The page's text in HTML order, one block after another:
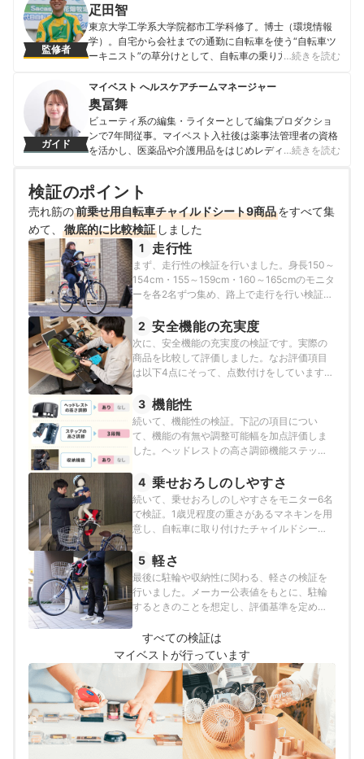
監修者
疋田智
東京大学工学系大学院都市工学科修了。博士（環境情報
学）。自宅から会社までの通勤に自転車を使う“自転車ツ
ーキニスト”の草分けとして、自転車の乗り方、楽しみ
論ずる。著書『電動アシスト自転車を使いつくす本』
（東京書籍）『自転車生活の愉しみ』（朝日新聞出版）
『ものぐさ自転車の悦楽』（マガジンハウス）など多
数。メールマガジン「疋田智の週刊自転車ツーキニス
ト」は、2006年のメルマガ・オブ・ザ・イヤー総合大賞
を受賞。
…続きを読む
ガイド
マイベスト へルスケアチームマネージャー
奥冨舞
ビューティ系の編集・ライターとして編集プロダクショ
ンで7年間従事。マイベスト入社後は薬事法管理者の資格
を活かし、医薬品や介護用品をはじめレディースインナ
奥冨舞のプロフィール
…続きを読む
検証のポイント
売れ筋の前乗せ用自転車チャイルドシート9商品をすべて集
めて、
徹底的に比較検証 しました
1
走行性
まず、走行性の検証を行いました。身長150～
154cm・155～159cm・160～165cmのモニタ
ーを各2名ずつ集め、路上で走行を行い検証。
のマネキンを乗せて走行します。漕ぎやす
さ・視界性・バランスを崩さないかの3点を軸
に評価を行いました。自転車の種類と条件は
以下のとおりです。一般軽快車（ママチャ
に固定サドルの高さはモニターにあわせ調整
し、各商品同じ高さで走行
2 安全機能の充実度
次に、安全機能の充実度の検証です。実際の
商品を比較して評価しました。なお評価項目
は以下4点にそって、点数付けをしています。
有無子どもが解除しにくい構造
3 機能性
続いて、機能性の検証。下記の項目につい
て、機能の有無や調整可能幅を加点評価しま
した。ヘッドレストの高さ調節機能ステップ
4 乗せおろしのしやすさ
続いて、乗せおろしのしやすさをモニター6名
で検証。1歳児程度の重さがあるマネキンを用
意し、自転車に取り付けたチャイルドシート
いて評価しています。子どもの乗せおろしの
しやすさベルトの長さ調整のしやすさバック
ルへの着脱のしやすさ
5 軽さ
最後に駐輪や収納性に関わる、軽さの検証を
行いました。メーカー公表値をもとに、駐輪
するときのことを想定し、評価基準を定めて
すべての検証は
マイベストが行っています